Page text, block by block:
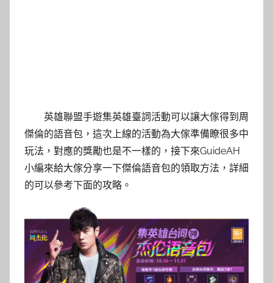
英雄聯盟手遊集英雄臺詞活動可以讓大傢得到周
傑倫的語音包，這次上線的活動為大傢準備瞭很多中
玩法，對應的獎勵也是不一樣的，接下來GuideAH
小編來給大傢分享一下傑倫語音包的領取方法，詳細
的可以參考下面的攻略。